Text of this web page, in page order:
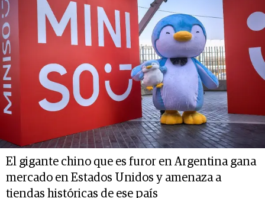
El gigante chino que es furor en Argentina gana
mercado en Estados Unidos y amenaza a
tiendas históricas de ese país